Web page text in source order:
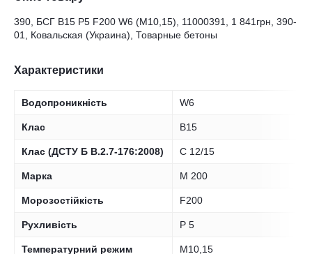
390, БСГ В15 Р5 F200 W6 (М10,15), 11000391, 1 841грн, 390-
01, Ковальская (Украина), Товарные бетоны
Характеристики
Водопроникність W6
Клас B15
Клас (ДСТУ Б В.2.7-176:2008) С 12/15
Марка М 200
Морозостійкість F200
Рухливість Р 5
Температурний режим М10,15